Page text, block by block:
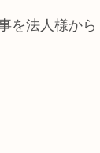
を法人様から